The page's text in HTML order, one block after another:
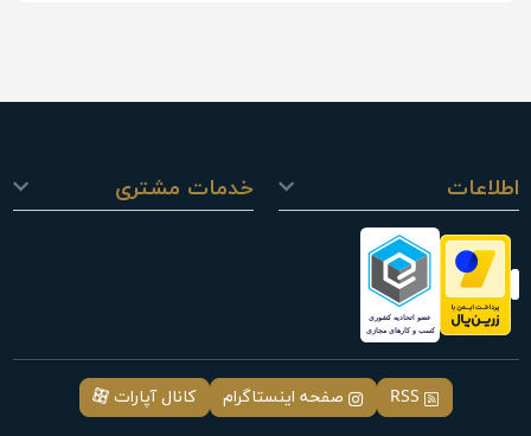
اطلاعات خدمات مشتری
RSS صفحه اینستاگرام کانال آپارات